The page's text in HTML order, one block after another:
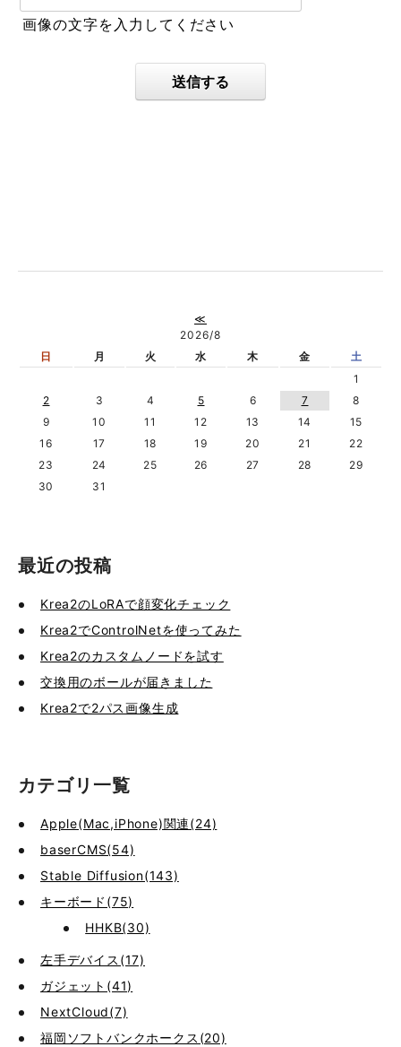
画像の文字を入力してください
送信する
≪
2026/8
日
月 火 水 木 金
土
1
2
3 4 5 6 7
8
9
10 11 12 13 14
15
16
17 18 19 20 21
22
23
24 25 26 27 28
29
30
31
最近の投稿
Krea2のLoRAで顔変化チェック
Krea2でControlNetを使ってみた
Krea2のカスタムノードを試す
交換用のボールが届きました
Krea2で2パス画像生成
カテゴリ一覧
Apple(Mac,iPhone)関連(24)
baserCMS(54)
Stable Diffusion(143)
キーボード(75)
HHKB(30)
左手デバイス(17)
ガジェット(41)
NextCloud(7)
福岡ソフトバンクホークス(20)